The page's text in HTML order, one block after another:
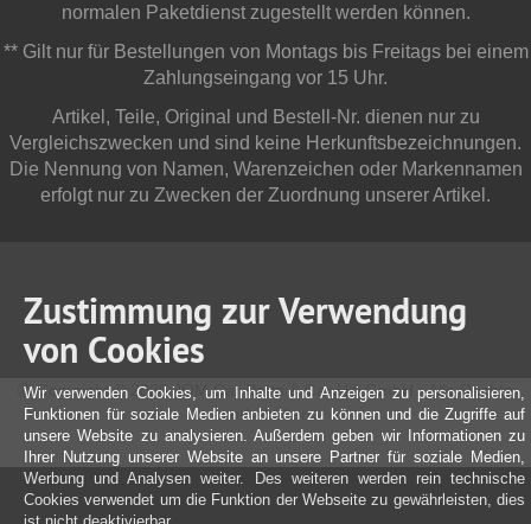
normalen Paketdienst zugestellt werden können.
** Gilt nur für Bestellungen von Montags bis Freitags bei einem
Zahlungseingang vor 15 Uhr.
Artikel, Teile, Original und Bestell-Nr. dienen nur zu
Vergleichszwecken und sind keine Herkunftsbezeichnungen.
Die Nennung von Namen, Warenzeichen oder Markennamen
erfolgt nur zu Zwecken der Zuordnung unserer Artikel.
Copyright © 2025 JOM Car Parts & Car Hifi GmbH - Alle Rechte
vorbehalten
Zustimmung zur Verwendung
von Cookies
Wir verwenden Cookies, um Inhalte und Anzeigen zu personalisieren,
Funktionen für soziale Medien anbieten zu können und die Zugriffe auf
unsere Website zu analysieren. Außerdem geben wir Informationen zu
Ihrer Nutzung unserer Website an unsere Partner für soziale Medien,
Werbung und Analysen weiter. Des weiteren werden rein technische
Cookies verwendet um die Funktion der Webseite zu gewährleisten, dies